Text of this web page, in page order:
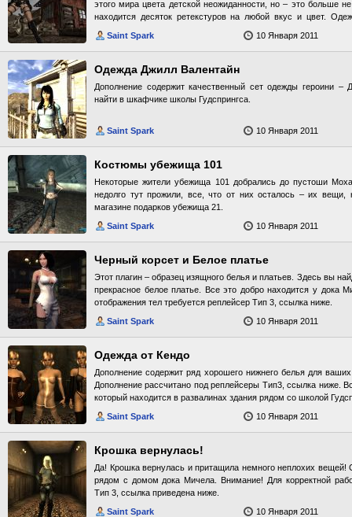
3xDamageAllWeapon+RebalanceEnergyWeapon.esp -
раза. Увеличивает урон энергетического оружия еще в 1,5
видов оружия.
оружия еще в 1,5 раза относительно всех других
RebalanceEnergyWeaponOldWorldBlues.esp - Увеличивает
1,5 раза относительно всех других видов оружия в DLC Old
При установке какой-либо части данного мода
советую установить сразу ребалансы брони и оружия.
приветствуются. Установка Если у вас установлен Fallout
enplczruвсе" все плагины из папок "Ребаланс урона
брони". Данные плагины изменят показатели
Мохаве, но и во всех официальных DLC. Активируем FOMM,
модах и играем. Если у вас установлен Fallout New Vegas без
Data в директории игры "\Steam\steamapps\common\fallout
из папки "Ребаланс оружия и брони для игры без DLC".
энергооружия и брони только в пустыне Мохаве.
добавленных модах. Играйте и наслаждайтесь! Удаление *
значительно увеличена точность стрельбы всех NPC. На
этого мира цвета детской неожиданности, но – это больше
находится десяток ретекстуров на любой вкус и цвет.
Внимание! Для корректной работы мода требуется реплейсер
Saint Spark 10 Января 2011
Одежда Джилл Валентайн
Дополнение содержит качественный сет одежды героини
найти в шкафчике школы Гудспрингса.
Saint Spark 10 Января 2011
Костюмы убежища 101
Некоторые жители убежища 101 добрались до пустоши
недолго тут прожили, все, что от них осталось – их
магазине подарков убежища 21.
Saint Spark
10 Января 2011
Черный корсет и Белое платье
Этот плагин – образец изящного белья и платьев. Здесь вы
прекрасное белое платье. Все это добро находится у дока
отображения тел требуется реплейсер Тип 3, ссылка ниже.
Saint Spark
10 Января 2011
Одежда от Кендо
Дополнение содержит ряд хорошего нижнего белья для
Дополнение рассчитано под реплейсеры Тип3, ссылка ниже.
который находится в развалинах здания рядом со школой
Saint Spark
10 Января 2011
Крошка вернулась!
Да! Крошка вернулась и притащила немного неплохих вещей!
рядом с домом дока Мичела. Внимание! Для корректной
Тип 3, ссылка приведена ниже.
Saint Spark
10 Января 2011